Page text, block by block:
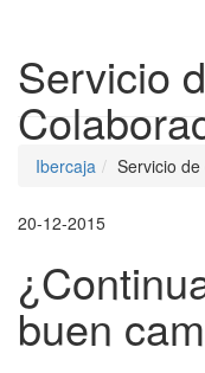
Servicio
Ibercaja Servicio
20-12-2015
buen